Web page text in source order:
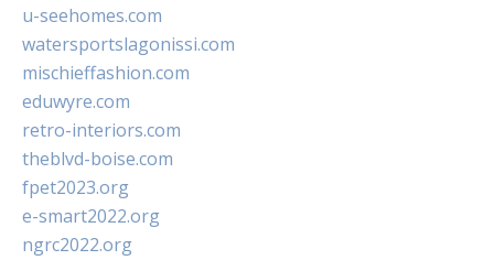
u-seehomes.com
watersportslagonissi.com
mischieffashion.com
eduwyre.com
retro-interiors.com
theblvd-boise.com
fpet2023.org
e-smart2022.org
ngrc2022.org